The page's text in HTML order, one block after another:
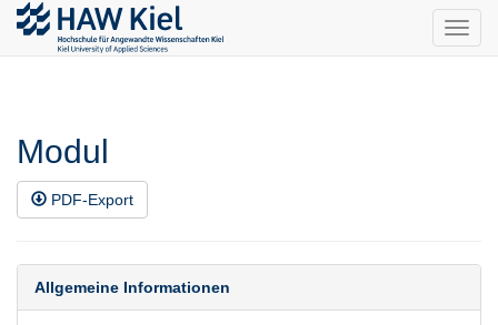
Modul
PDF-Export
Allgemeine Informationen